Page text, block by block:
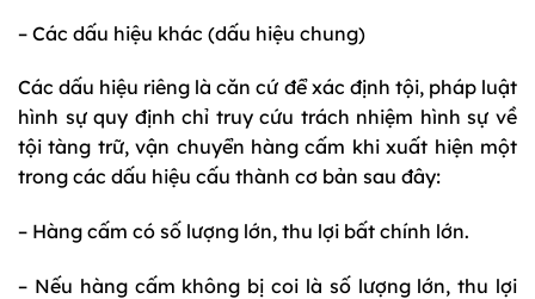
– Các dấu hiệu khác (dấu hiệu chung)
Các dấu hiệu riêng là căn cứ để xác định tội, pháp luật
hình sự quy định chỉ truy cứu trách nhiệm hình sự về
tội tàng trữ, vận chuyển hàng cấm khi xuất hiện một
trong các dấu hiệu cấu thành cơ bản sau đây:
– Hàng cấm có số lượng lớn, thu lợi bất chính lớn.
– Nếu hàng cấm không bị coi là số lượng lớn, thu lợi